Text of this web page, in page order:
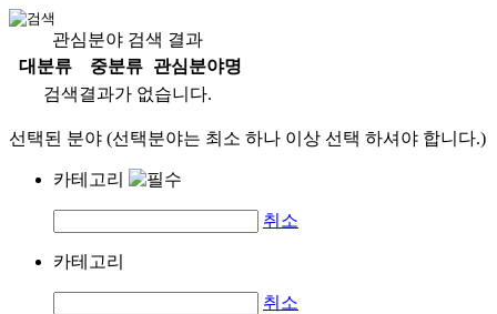
관심분야 검색 결과
대분류
중분류
관심분야명
검색결과가 없습니다.
선택된 분야 (선택분야는 최소 하나 이상 선택 하셔야 합니다.)
카테고리
취소
카테고리
취소